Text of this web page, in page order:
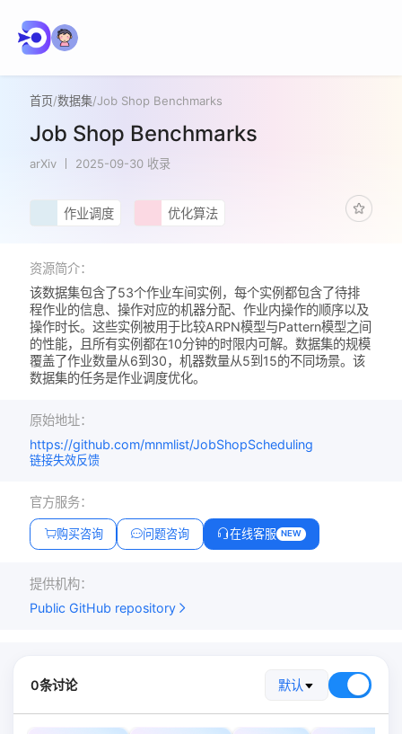
首页/数据集/Job Shop Benchmarks
Job Shop Benchmarks
arXiv 2025-09-30 收录
作业调度 优化算法
资源简介：
该数据集包含了53个作业车间实例，每个实例都包含了待排
程作业的信息、操作对应的机器分配、作业内操作的顺序以及
操作时长。这些实例被用于比较ARPN模型与Pattern模型之间
的性能，且所有实例都在10分钟的时限内可解。数据集的规模
覆盖了作业数量从6到30，机器数量从5到15的不同场景。该
数据集的任务是作业调度优化。
原始地址：
https://github.com/mnmlist/JobShopScheduling
链接失效反馈
官方服务：
购买咨询 问题咨询 在线客服 NEW
提供机构：
Public GitHub repository
0条讨论 默认